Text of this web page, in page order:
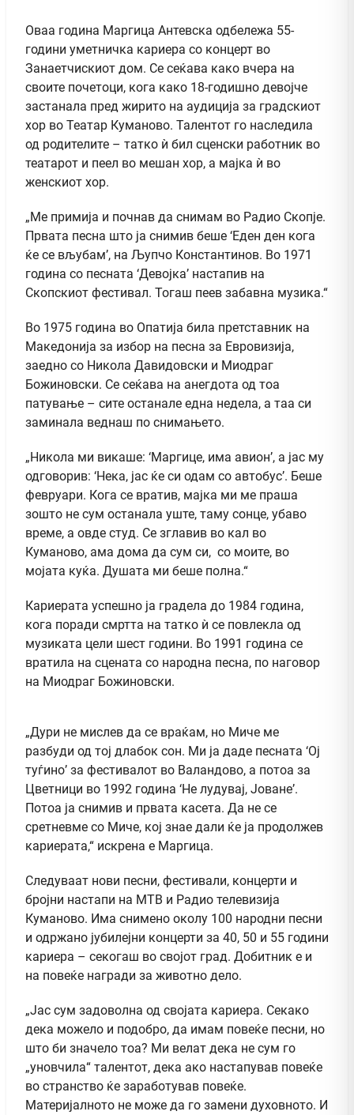
Оваа година Маргица Антевска одбележа 55-
години уметничка кариера со концерт во
Занаетчискиот дом. Се сеќава како вчера на
своите почетоци, кога како 18-годишно девојче
застанала пред жирито на аудиција за градскиот
хор во Театар Куманово. Талентот го наследила
од родителите – татко ѝ бил сценски работник во
театарот и пеел во мешан хор, а мајка ѝ во
женскиот хор.
„Ме примија и почнав да снимам во Радио Скопје.
Првата песна што ја снимив беше ‘Еден ден кога
ќе се вљубам’, на Љупчо Константинов. Во 1971
година со песната ‘Девојка’ настапив на
Скопскиот фестивал. Тогаш пеев забавна музика.“
Во 1975 година во Опатија била претставник на
Македонија за избор на песна за Евровизија,
заедно со Никола Давидовски и Миодраг
Божиновски. Се сеќава на анегдота од тоа
патување – сите останале една недела, а таа си
заминала веднаш по снимањето.
„Никола ми викаше: ‘Маргице, има авион’, а јас му
одговорив: ‘Нека, јас ќе си одам со автобус’. Беше
февруари. Кога се вратив, мајка ми ме праша
зошто не сум останала уште, таму сонце, убаво
време, а овде студ. Се зглавив во кал во
Куманово, ама дома да сум си, со моите, во
мојата куќа. Душата ми беше полна.“
Кариерата успешно ја градела до 1984 година,
кога поради смртта на татко ѝ се повлекла од
музиката цели шест години. Во 1991 година се
вратила на сцената со народна песна, по наговор
на Миодраг Божиновски.
„Дури не мислев да се враќам, но Миче ме
разбуди од тој длабок сон. Ми ја даде песната ‘Ој
туѓино’ за фестивалот во Валандово, а потоа за
Цветници во 1992 година ‘Не лудувај, Јоване’.
Потоа ја снимив и првата касета. Да не се
сретневме со Миче, кој знае дали ќе ја продолжев
кариерата,“ искрена е Маргица.
Следуваат нови песни, фестивали, концерти и
бројни настапи на МТВ и Радио телевизија
Куманово. Има снимено околу 100 народни песни
и одржано јубилејни концерти за 40, 50 и 55 години
кариера – секогаш во својот град. Добитник е и
на повеќе награди за животно дело.
„Јас сум задоволна од својата кариера. Секако
дека можело и подобро, да имам повеќе песни, но
што би значело тоа? Ми велат дека не сум го
„уновчила“ талентот, дека ако настапував повеќе
во странство ќе заработував повеќе.
Материјалното не може да го замени духовното. И